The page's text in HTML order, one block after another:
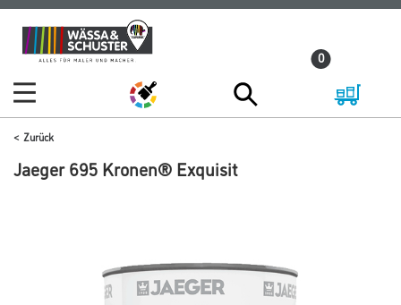
Zum
Inhalt
Zum
Navigationsmenü
0
Zurück
Jaeger 695 Kronen® Exquisit